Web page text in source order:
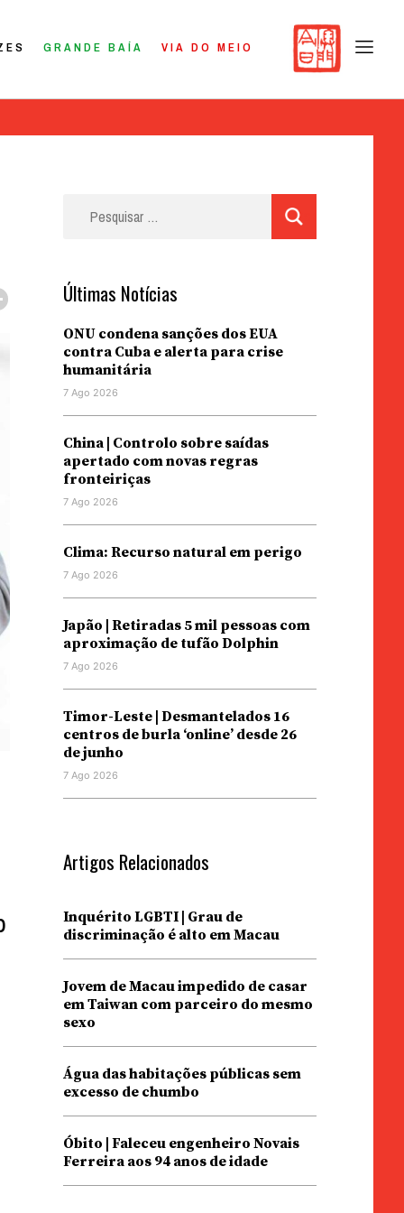
GRANDE BAÍA VIA DO MEIO
Últimas Notícias
ONU condena sanções dos EUA
contra Cuba e alerta para crise
humanitária
7 Ago 2026
China | Controlo sobre saídas
apertado com novas regras
fronteiriças
7 Ago 2026
Clima: Recurso natural em perigo
7 Ago 2026
Japão | Retiradas 5 mil pessoas com
aproximação de tufão Dolphin
7 Ago 2026
Timor-Leste | Desmantelados 16
centros de burla ‘online’ desde 26
de junho
7 Ago 2026
Artigos Relacionados
Inquérito LGBTI | Grau de
discriminação é alto em Macau
Jovem de Macau impedido de casar
em Taiwan com parceiro do mesmo
sexo
Água das habitações públicas sem
excesso de chumbo
Óbito | Faleceu engenheiro Novais
Ferreira aos 94 anos de idade